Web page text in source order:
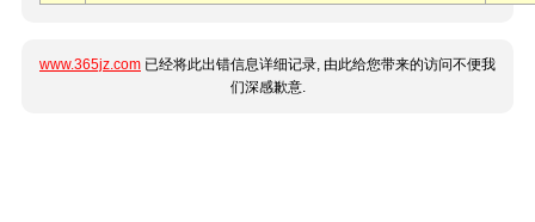
www.365jz.com 已经将此出错信息详细记录, 由此给您带来的访问不便我
们深感歉意.